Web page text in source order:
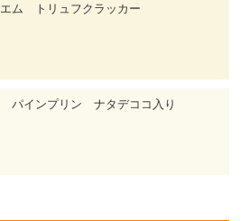
ム トリュフクラッカー
パインプリン ナタデココ入り